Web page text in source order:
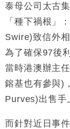
泰母公司太古
「種下禍根」
Swire)致信外
為了確保97後
當時港澳辦主
鎔基也有參與)
Purves)出售手
而針對近日事